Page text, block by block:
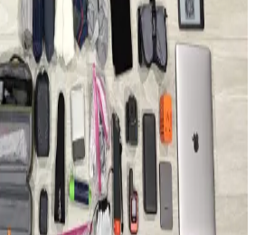
kullanım ve kısa seyahatler için
ve Aer Travel Pack 4 28L (X-
Travel Pack 4 28L sırt çantaları,
konforu ve organizasyon özellikleriyle
ihtiyaçlarına farklı çözümler sunuyor.
Seyahati İçin Minimalist
ve İpuçları